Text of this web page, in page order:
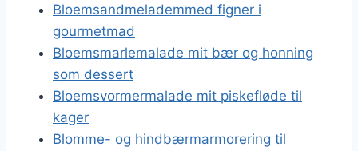
Bloemsandmelademmed figner i
gourmetmad
Bloemsmarlemalade mit bær og honning
som dessert
Bloemsvormermalade mit piskefløde til
kager
Blomme- og hindbærmarmorering til